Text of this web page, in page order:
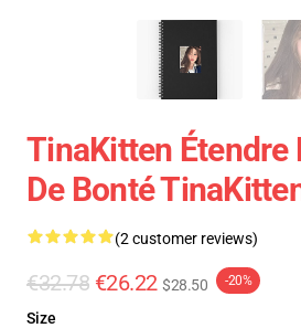
TinaKitten Étendre
De Bonté
(2 customer reviews)
€32.78 €26.22 $28.50 -20%
Size